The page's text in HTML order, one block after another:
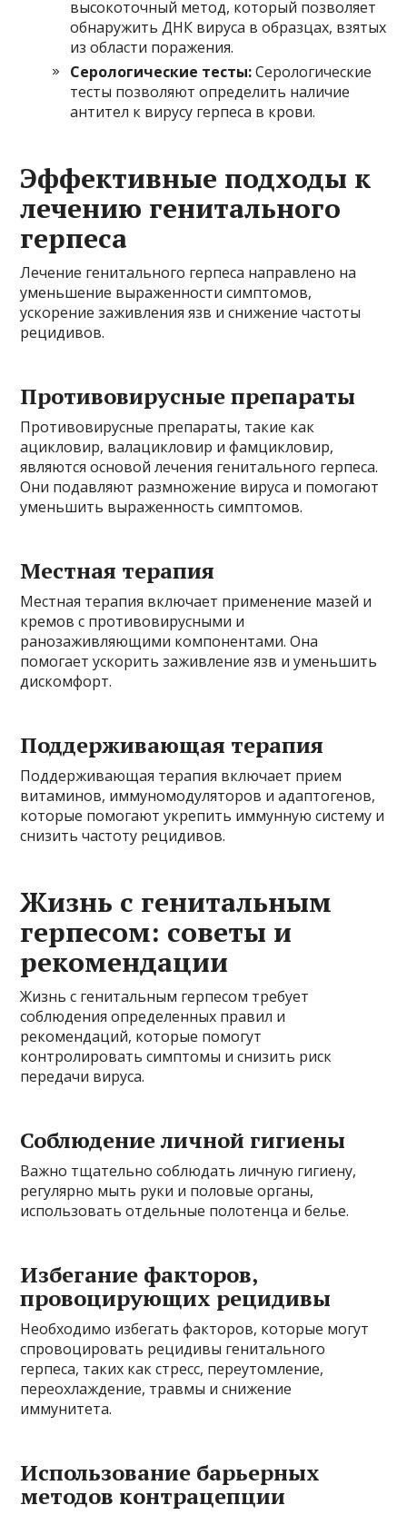
высокоточный метод, который позволяет
обнаружить ДНК вируса в образцах, взятых
из области поражения.
Серологические тесты:Серологические
тесты позволяют определить наличие
антител к вирусу герпеса в крови.
Эффективные подходы к
лечению генитального
герпеса
Лечение генитального герпеса направлено на
уменьшение выраженности симптомов,
ускорение заживления язв и снижение частоты
рецидивов.
Противовирусные препараты
Противовирусные препараты, такие как
ацикловир, валацикловир и фамцикловир,
являются основой лечения генитального герпеса.
Они подавляют размножение вируса и помогают
уменьшить выраженность симптомов.
Местная терапия
Местная терапия включает применение мазей и
кремов с противовирусными и
ранозаживляющими компонентами. Она
помогает ускорить заживление язв и уменьшить
дискомфорт.
Поддерживающая терапия
Поддерживающая терапия включает прием
витаминов, иммуномодуляторов и адаптогенов,
которые помогают укрепить иммунную систему и
снизить частоту рецидивов.
Жизнь с генитальным
герпесом: советы и
рекомендации
Жизнь с генитальным герпесом требует
соблюдения определенных правил и
рекомендаций, которые помогут
контролировать симптомы и снизить риск
передачи вируса.
Соблюдение личной гигиены
Важно тщательно соблюдать личную гигиену,
регулярно мыть руки и половые органы,
использовать отдельные полотенца и белье.
Избегание факторов,
провоцирующих рецидивы
Необходимо избегать факторов, которые могут
спровоцировать рецидивы генитального
герпеса, таких как стресс, переутомление,
переохлаждение, травмы и снижение
иммунитета.
Использование барьерных
методов контрацепции